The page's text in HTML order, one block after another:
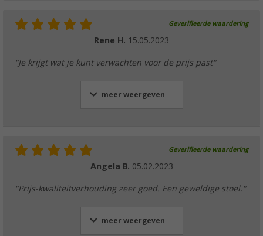
Geverifieerde waardering
Rene H. 15.05.2023
"Je krijgt wat je kunt verwachten voor de prijs past"
meer weergeven
Geverifieerde waardering
Angela B. 05.02.2023
"Prijs-kwaliteitverhouding zeer goed. Een geweldige stoel."
meer weergeven